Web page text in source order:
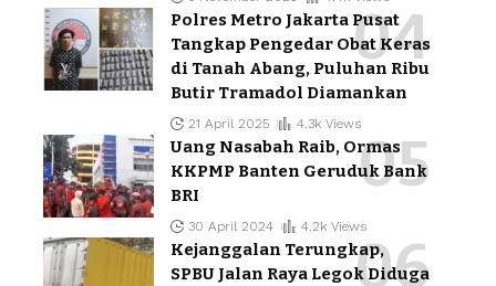
Polres Metro Jakarta Pusat
Tangkap Pengedar Obat Keras
di Tanah Abang, Puluhan Ribu
Butir Tramadol Diamankan
21 April 2025 4.3k Views
Uang Nasabah Raib, Ormas
KKPMP Banten Geruduk Bank
BRI
30 April 2024 4.2k Views
Kejanggalan Terungkap,
SPBU Jalan Raya Legok Diduga